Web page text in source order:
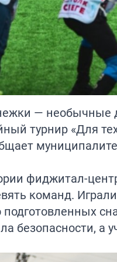
— необычные
турнир «Для
фиджитал-
команд.
безопасности, а